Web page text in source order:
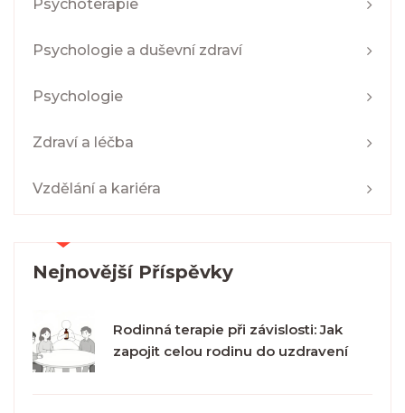
Psychoterapie
Psychologie a duševní zdraví
Psychologie
Zdraví a léčba
Vzdělání a kariéra
Nejnovější Příspěvky
Rodinná terapie při závislosti: Jak
zapojit celou rodinu do uzdravení